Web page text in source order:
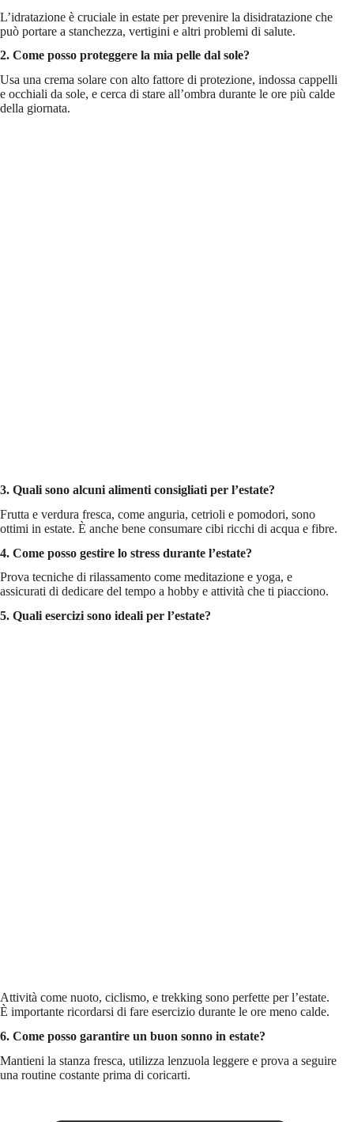
L’idratazione è cruciale in estate per prevenire la disidratazione che
può portare a stanchezza, vertigini e altri problemi di salute.
2. Come posso proteggere la mia pelle dal sole?
Usa una crema solare con alto fattore di protezione, indossa cappelli
e occhiali da sole, e cerca di stare all’ombra durante le ore più calde
della giornata.
3. Quali sono alcuni alimenti consigliati per l’estate?
Frutta e verdura fresca, come anguria, cetrioli e pomodori, sono
ottimi in estate. È anche bene consumare cibi ricchi di acqua e fibre.
4. Come posso gestire lo stress durante l’estate?
Prova tecniche di rilassamento come meditazione e yoga, e
assicurati di dedicare del tempo a hobby e attività che ti piacciono.
5. Quali esercizi sono ideali per l’estate?
Attività come nuoto, ciclismo, e trekking sono perfette per l’estate.
È importante ricordarsi di fare esercizio durante le ore meno calde.
6. Come posso garantire un buon sonno in estate?
Mantieni la stanza fresca, utilizza lenzuola leggere e prova a seguire
una routine costante prima di coricarti.